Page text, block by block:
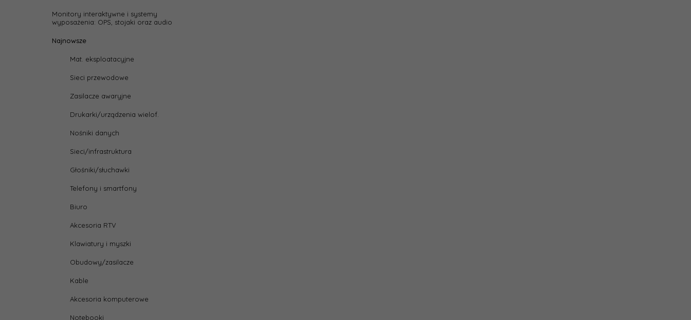
Monitory interaktywne i systemy
wyposażenia: OPS, stojaki oraz audio
Najnowsze
Mat. eksploatacyjne
Sieci przewodowe
Zasilacze awaryjne
Drukarki/urządzenia wielof.
Nośniki danych
Sieci/infrastruktura
Głośniki/słuchawki
Telefony i smartfony
Biuro
Akcesoria RTV
Klawiatury i myszki
Obudowy/zasilacze
Kable
Akcesoria komputerowe
Notebooki